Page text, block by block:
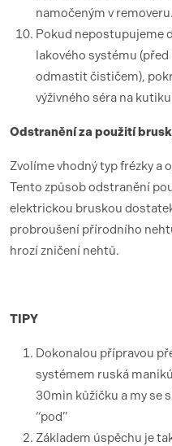
namočeným v removeru.
Pokud nepostupujeme
lakového systému
odmastit čističem),
výživného séra na
Odstranění za použití
Zvolíme vhodný typ frézky
Tento způsob odstranění
elektrickou bruskou
probroušení přírodního
hrozí zničení nehtů.
TIPY
Dokonalou přípravou
systémem ruská
30min kůžičku a my se
“pod”
Základem úspěchu je